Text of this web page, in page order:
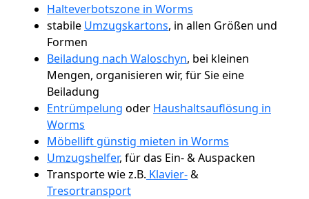
Halteverbotszone in Worms
stabile Umzugskartons, in allen Größen und
Formen
Beiladung nach Waloschyn, bei kleinen
Mengen, organisieren wir, für Sie eine
Beiladung
Entrümpelung oder Haushaltsauflösung in
Worms
Möbellift günstig mieten in Worms
Umzugshelfer, für das Ein- & Auspacken
Transporte wie z.B. Klavier-&
Tresortransport